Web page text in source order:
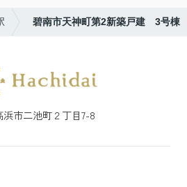
碧南市天神町第2新築戸建 3号棟
浜市二池町２丁目7-8